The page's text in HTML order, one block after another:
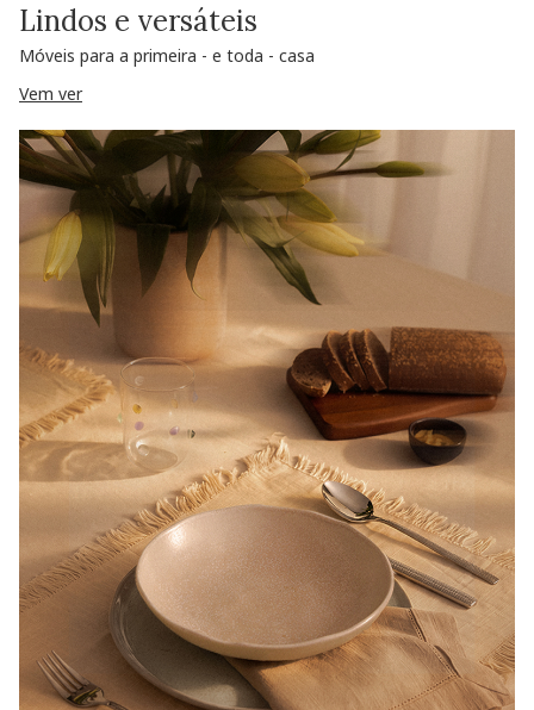
Lindos e versáteis
Móveis para a primeira - e toda - casa
Vem ver